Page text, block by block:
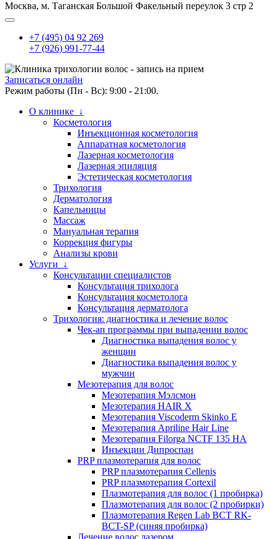
Москва, м. Таганская Большой Факельный переулок 3 стр 2
+7 (495) 04 92 269
+7 (926) 991-77-44
Записаться онлайн
Режим работы (Пн - Вс): 9:00 - 21:00.
О клинике ↓
Косметология
Инъекционная косметология
Аппаратная косметология
Лазерная косметология
Лазерная эпиляция
Эстетическая косметология
Трихология
Дерматология
Капельницы
Массаж
Мануальная терапия
Коррекция фигуры
Анализы крови
Услуги ↓
Консультации специалистов
Консультация трихолога
Консультация косметолога
Консультация дерматолога
Трихология: диагностика и лечение волос
Чек-ап программы при выпадении волос
Диагностика выпадения волос у
женщин
Диагностика выпадения волос у
мужчин
Мезотерапия для волос
Мезотерапия Мэлсмон
Мезотерапия HAIR X
Мезотерапия Viscoderm Skinko E
Мезотерапия Apriline Hair Line
Мезотерапия Filorga NCTF 135 HA
Инъекции Дипроспан
PRP плазмотерапия для волос
PRP плазмотерапия Cellenis
PRP плазмотерапия Cortexil
Плазмотерапия для волос (1 пробирка)
Плазмотерапия для волос (2 пробирки)
Плазмотерапия Regen Lab BCT RK-
BCT-SP (синяя пробирка)
Лечение волос лазером